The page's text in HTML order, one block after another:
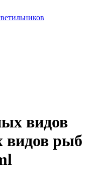
видов
видов рыб